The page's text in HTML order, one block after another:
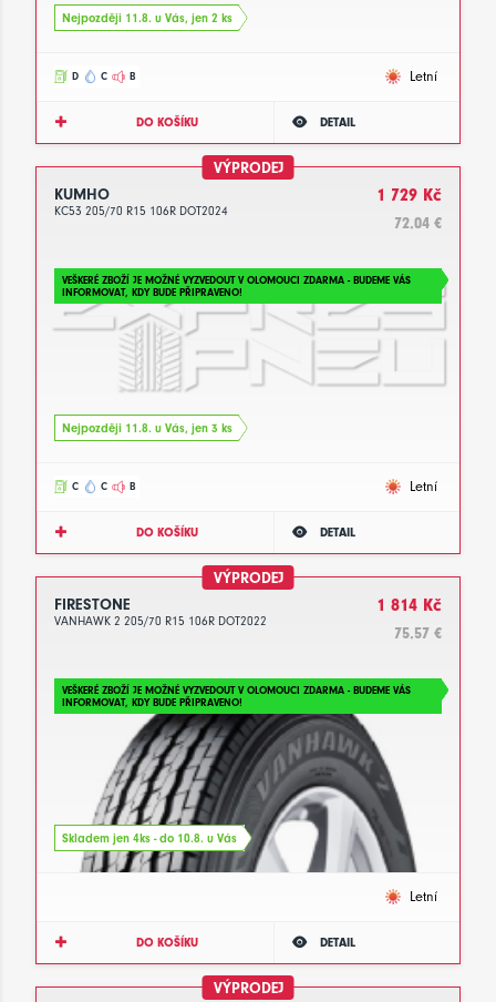
Nejpozději 11.8. u Vás, jen 2 ks
D C B Letní
DO KOŠÍKU DETAIL
VÝPRODEJ
KUMHO
KC53 205/70 R15 106R DOT2024
1 729 Kč
72.04 €
VEŠKERÉ ZBOŽÍ JE MOŽNÉ VYZVEDOUT V OLOMOUCI ZDARMA - BUDEME VÁS
INFORMOVAT, KDY BUDE PŘIPRAVENO!
Nejpozději 11.8. u Vás, jen 3 ks
C C B Letní
DO KOŠÍKU DETAIL
VÝPRODEJ
FIRESTONE
VANHAWK 2 205/70 R15 106R DOT2022
1 814 Kč
75.57 €
VEŠKERÉ ZBOŽÍ JE MOŽNÉ VYZVEDOUT V OLOMOUCI ZDARMA - BUDEME VÁS
INFORMOVAT, KDY BUDE PŘIPRAVENO!
Skladem jen 4ks - do 10.8. u Vás
Letní
DO KOŠÍKU DETAIL
VÝPRODEJ